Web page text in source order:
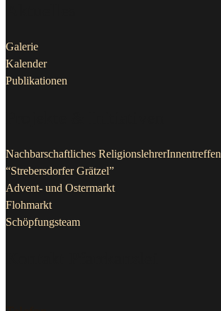
Galerie
Kalender
Publikationen
Nachbarschaftliches ReligionslehrerInnentreffen
“Strebersdorfer Grätzel”
Advent- und Ostermarkt
Flohmarkt
Schöpfungsteam